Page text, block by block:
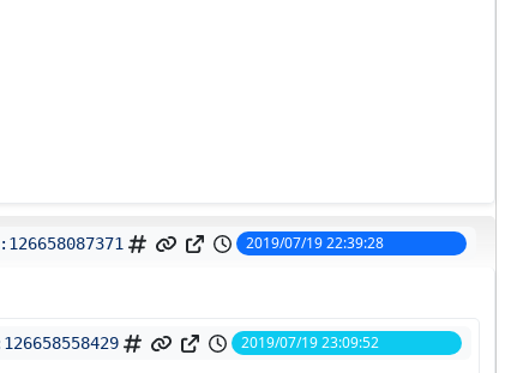
126658087371 2019/07/19 22:39:28
126658558429 2019/07/19 23:09:52